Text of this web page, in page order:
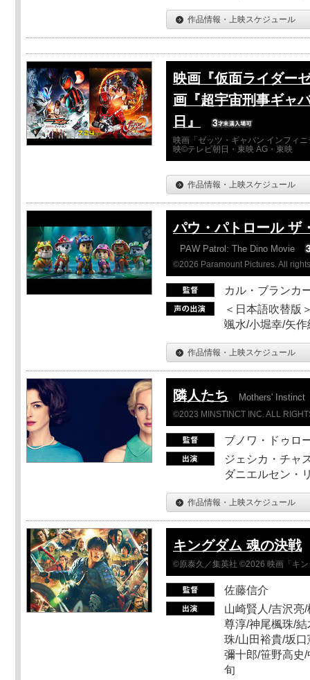
作品情報・上映スケジュール
映画『仮面ライダー
画『超宇宙刑事ギャ
日』
映画「ゼッツ・ギャバン インフィ
映©テレビ朝日・東映 AG・東映
作品情報・上映スケジュール
パウ・パトロール ザ
PAW Patrol: The Dino Movie
©2026 Paramount Pictures. All
カル・ブランカ
＜日本語吹替版
颯水/小堀幸/矢作
作品情報・上映スケジュール
隣人たち Mothers' Instinct
©2023 MINSTINCT INC. ALL
ブノワ・ドゥロ
ジェシカ・チャ
ダニエルセン・
作品情報・上映スケジュール
キングダム 魂の決戦
©原泰久／集英社 ©2026 映画「キ
佐藤信介
山崎賢人/吉沢亮
尊淳/神尾楓珠/
珠/山田裕貴/坂
彌十郎/笹野高史
旬